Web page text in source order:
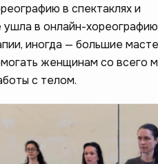
в спектаклях и
ушла в онлайн-
иногда — большие
женщинам со всего
с телом.